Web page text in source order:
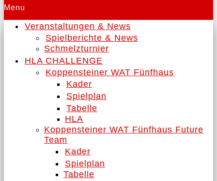
Menu
Veranstaltungen & News
Spielberichte & News
Schmelzturnier
HLA CHALLENGE
Koppensteiner WAT Fünfhaus
Kader
Spielplan
Tabelle
HLA
Koppensteiner WAT Fünfhaus Future
Team
Kader
Spielplan
Tabelle